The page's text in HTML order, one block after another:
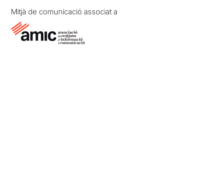
Mitjà de comunicació associat a